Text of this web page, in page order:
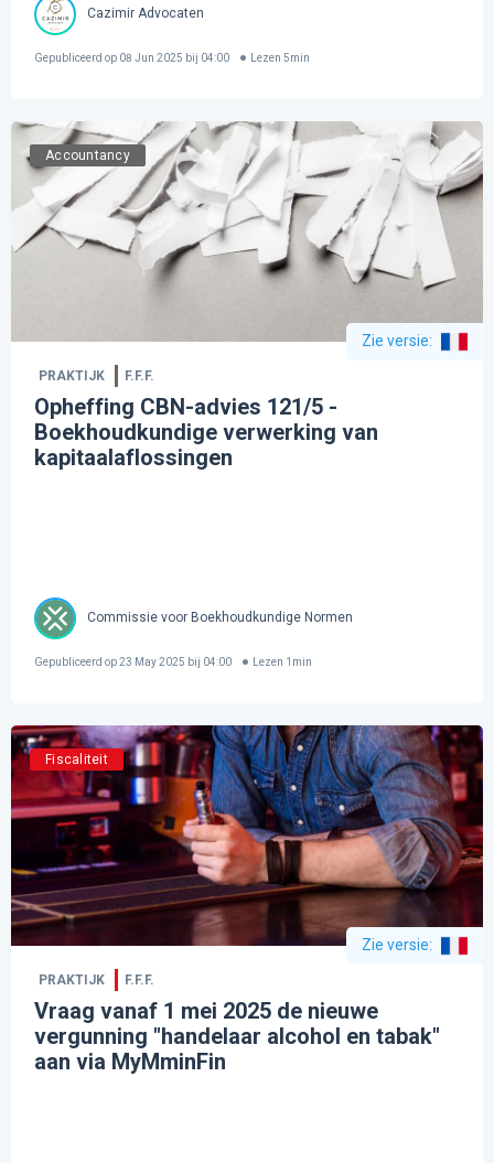
Cazimir Advocaten
Gepubliceerd op 08 Jun 2025 bij 04:00 Lezen 5min
Accountancy
Zie versie:
PRAKTIJK F.F.F.
Opheffing CBN-advies 121/5 -
Boekhoudkundige verwerking van
kapitaalaflossingen
Commissie voor Boekhoudkundige Normen
Gepubliceerd op23 May 2025 bij 04:00 Lezen 1 min
Fiscaliteit
Zie versie:
PRAKTIJK F.F.F.
Vraag vanaf 1 mei 2025 de nieuwe
vergunning "handelaar alcohol en tabak"
aan via MyMminFin